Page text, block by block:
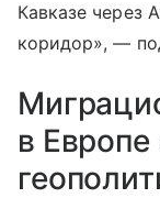
Кавказе через
коридор», —
в Европе